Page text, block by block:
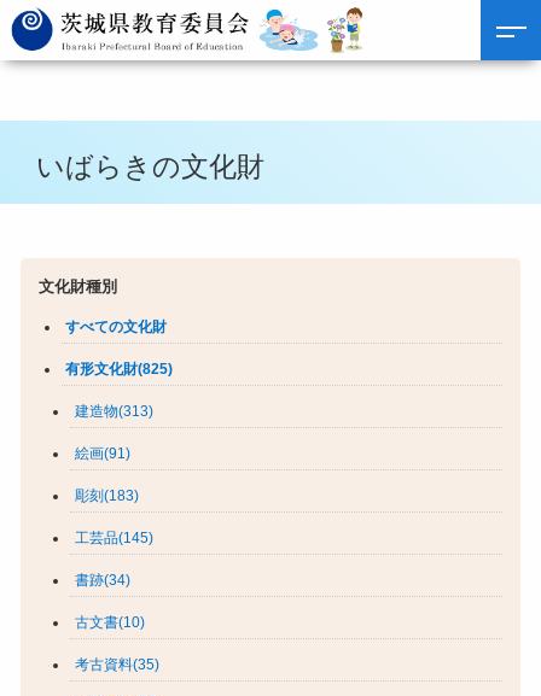
いばらきの文化財
文化財種別
すべての文化財
有形文化財(825)
建造物(313)
絵画(91)
彫刻(183)
工芸品(145)
書跡(34)
古文書(10)
考古資料(35)